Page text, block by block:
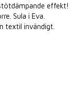
effekt!
Sula i Eva.
textil invändigt.